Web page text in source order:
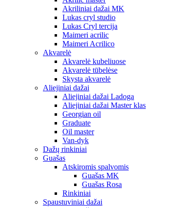
Akriliniai dažai MK
Lukas cryl studio
Lukas Cryl tercija
Maimeri acrilic
Maimeri Acrilico
Akvarelė
Akvarelė kubeliuose
Akvarelė tūbelėse
Skysta akvarelė
Aliejiniai dažai
Aliejiniai dažai Ladoga
Aliejiniai dažai Master klas
Georgian oil
Graduate
Oil master
Van-dyk
Dažų rinkiniai
Guašas
Atskiromis spalvomis
Guašas MK
Guašas Rosa
Rinkiniai
Spaustuviniai dažai